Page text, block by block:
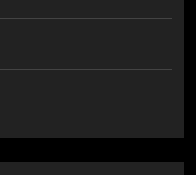
की खबरों को